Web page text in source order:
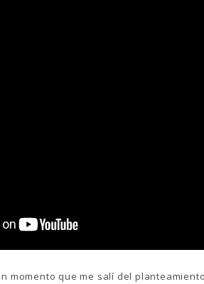
momento que me salí del